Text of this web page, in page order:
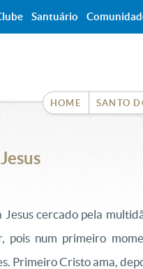
HOME SANTO
cercado pela
pois num primeiro
Primeiro Cristo ama,
Santuário